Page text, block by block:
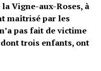
Vigne-aux-Roses, à
maîtrisé par les
pas fait de victime
trois enfants, ont